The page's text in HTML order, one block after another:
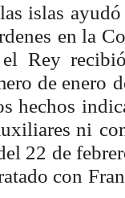
islas
en la
Rey
de enero
hechos
ni
22 de
con